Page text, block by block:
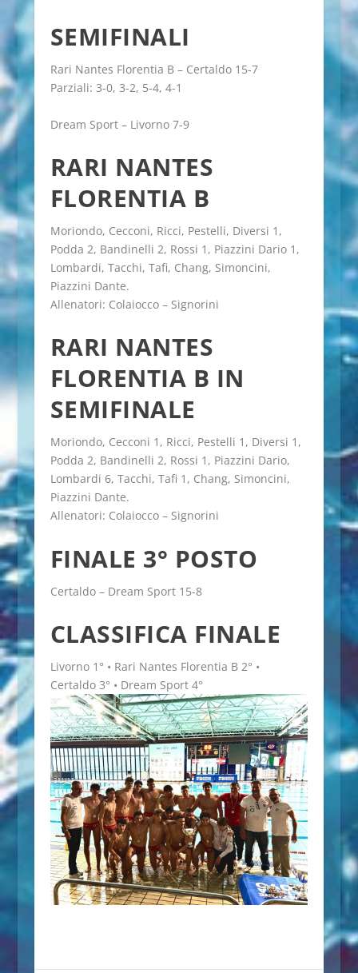
SEMIFINALI
Rari Nantes Florentia B – Certaldo 15-7
Parziali: 3-0, 3-2, 5-4, 4-1
Dream Sport – Livorno 7-9
RARI NANTES
FLORENTIA B
Moriondo, Cecconi, Ricci, Pestelli, Diversi 1,
Podda 2, Bandinelli 2, Rossi 1, Piazzini Dario 1,
Lombardi, Tacchi, Tafi, Chang, Simoncini,
Piazzini Dante.
Allenatori: Colaiocco – Signorini
RARI NANTES
FLORENTIA B IN
SEMIFINALE
Moriondo, Cecconi 1, Ricci, Pestelli 1, Diversi 1,
Podda 2, Bandinelli 2, Rossi 1, Piazzini Dario,
Lombardi 6, Tacchi, Tafi 1, Chang, Simoncini,
Piazzini Dante.
Allenatori: Colaiocco – Signorini
FINALE 3° POSTO
Certaldo – Dream Sport 15-8
CLASSIFICA FINALE
Livorno 1° • Rari Nantes Florentia B 2° •
Certaldo 3° • Dream Sport 4°